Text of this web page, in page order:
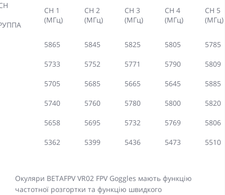
CH 1
(МГц)
CH 2
(МГц)
CH 3
(МГц)
CH 4
(МГц)
CH 5
(МГц)
5865 5845 5825 5805 5785
5733 5752 5771 5790 5809
5705 5685 5665 5645 5885
5740 5760 5780 5800 5820
5658 5695 5732 5769 5806
5362 5399 5436 5473 5510
Окуляри BETAFPV VR02 FPV Goggles мають функцію
частотної розгортки та функцію швидкого